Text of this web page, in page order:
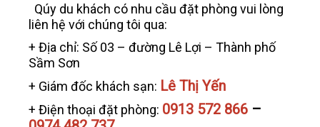
Qúy du khách có nhu cầu đặt phòng vui lòng
liên hệ với chúng tôi qua:
+ Địa chỉ: Số 03 – đường Lê Lợi – Thành phố
Sầm Sơn
+ Giám đốc khách sạn: Lê Thị Yến
+ Điện thoại đặt phòng: 0913 572 866 –